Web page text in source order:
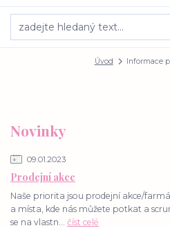
Úvod Informace
Novinky
09.01.2023
Prodejní akce
Naše priorita jsou prodejní akce/
a místa, kde nás můžete potkat a
se na vlastn... číst celé